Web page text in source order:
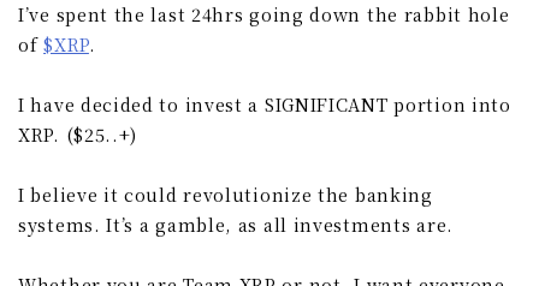
I’ve spent the last 24hrs going down the rabbit hole
of$XRP.
I have decided to invest a SIGNIFICANT portion into
XRP. ($25..+)
I believe it could revolutionize the banking
systems. It’s a gamble, as all investments are.